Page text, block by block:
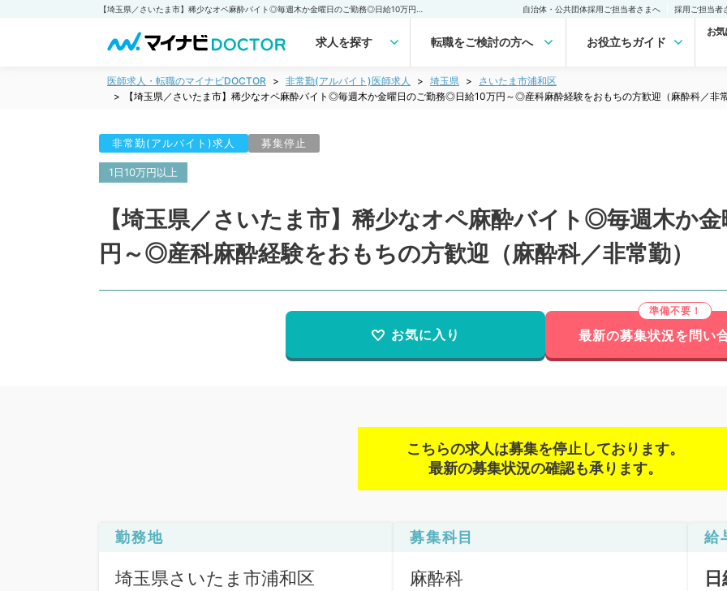
自治体・公共団体採用ご担当者さまへ 採用ご担当者
求人を探す 転職をご検討の方へ お役立ちガイド
お
医師求人・転職のマイナビDOCTOR 非常勤(アルバイト)医師求人 埼玉県
さいたま市浦和区
【埼玉県／さいたま市】稀少なオペ麻酔バイト◎毎週木か金曜日のご勤務◎日給10万円～◎産科麻酔経験をおもちの方歓迎（麻酔科／非
非常勤(アルバイト)求人 募集停止
1日10万円以上
【埼玉県／さいたま市】稀少なオペ麻酔バイト◎毎週木か
円～◎産科麻酔経験をおもちの方歓迎（麻酔科／非常勤）
お気に入り 最新の募集状況を問い
こちらの求人は募集を停止しております。
最新の募集状況の確認も承ります。
勤務地
埼玉県さいたま市浦和区
募集科目
麻酔科
給